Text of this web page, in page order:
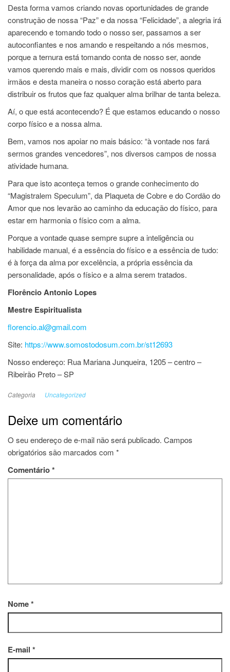
Desta forma vamos criando novas oportunidades de grande
construção de nossa “Paz” e da nossa “Felicidade”, a alegria irá
aparecendo e tomando todo o nosso ser, passamos a ser
autoconfiantes e nos amando e respeitando a nós mesmos,
porque a ternura está tomando conta de nosso ser, aonde
vamos querendo mais e mais, dividir com os nossos queridos
irmãos e desta maneira o nosso coração está aberto para
distribuir os frutos que faz qualquer alma brilhar de tanta beleza.
Aí, o que está acontecendo? É que estamos educando o nosso
corpo físico e a nossa alma.
Bem, vamos nos apoiar no mais básico: “à vontade nos fará
sermos grandes vencedores”, nos diversos campos de nossa
atividade humana.
Para que isto aconteça temos o grande conhecimento do
“Magistralem Speculum”, da Plaqueta de Cobre e do Cordão do
Amor que nos levarão ao caminho da educação do físico, para
estar em harmonia o físico com a alma.
Porque a vontade quase sempre supre a inteligência ou
habilidade manual, é a essência do físico e a essência de tudo:
é à força da alma por excelência, a própria essência da
personalidade, após o físico e a alma serem tratados.
Florêncio Antonio Lopes
Mestre Espiritualista
florencio.al@gmail.com
Site: https://www.somostodosum.com.br/st12693
Nosso endereço: Rua Mariana Junqueira, 1205 – centro –
Ribeirão Preto – SP
Categoria Uncategorized
Deixe um comentário
O seu endereço de e-mail não será publicado. Campos
obrigatórios são marcados com *
Comentário*
Nome*
E-mail *